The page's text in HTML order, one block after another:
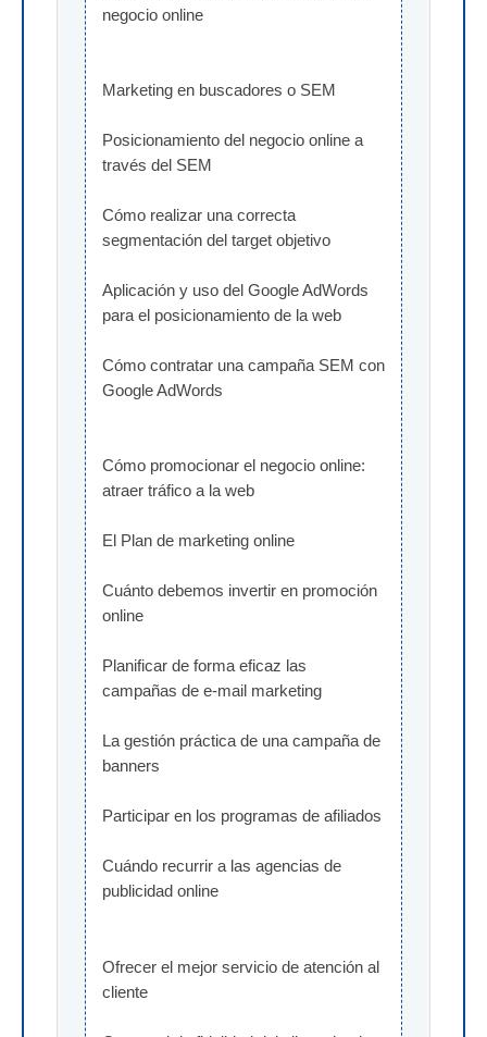
negocio online
Marketing en buscadores o SEM
Posicionamiento del negocio online a
través del SEM
Cómo realizar una correcta
segmentación del target objetivo
Aplicación y uso del Google AdWords
para el posicionamiento de la web
Cómo contratar una campaña SEM con
Google AdWords
Cómo promocionar el negocio online:
atraer tráfico a la web
El Plan de marketing online
Cuánto debemos invertir en promoción
online
Planificar de forma eficaz las
campañas de e-mail marketing
La gestión práctica de una campaña de
banners
Participar en los programas de afiliados
Cuándo recurrir a las agencias de
publicidad online
Ofrecer el mejor servicio de atención al
cliente